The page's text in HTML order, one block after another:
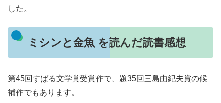
した。
ミシンと金魚 を読んだ読書感想
第45回すばる文学賞受賞作で、題35回三島由紀夫賞の候
補作でもあります。